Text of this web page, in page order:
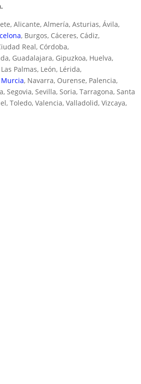
Alicante, Almería, Asturias, Ávila,
, Burgos, Cáceres, Cádiz,
Real, Córdoba,
Guadalajara, Gipuzkoa, Huelva,
Palmas, León, Lérida,
Murcia, Navarra, Ourense, Palencia,
Segovia, Sevilla, Soria, Tarragona, Santa
Toledo, Valencia, Valladolid, Vizcaya,